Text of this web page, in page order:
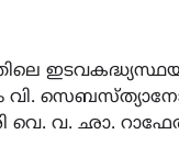
വി.
വെ. വ. ഛാ.